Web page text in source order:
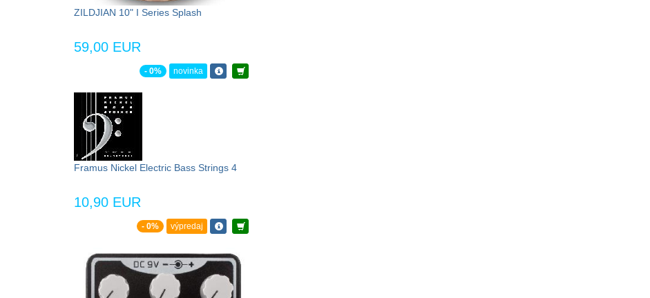
ZILDJIAN 10" I Series Splash
59,00 EUR
- 0% novinka
Framus Nickel Electric Bass Strings 4
10,90 EUR
- 0% výpredaj